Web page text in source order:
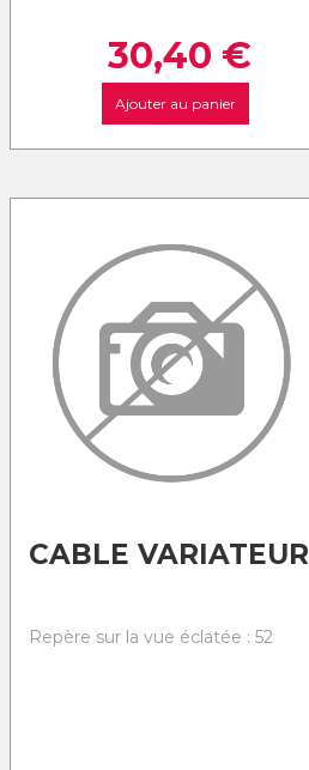
30,40 €
Ajouter au panier
CABLE VARIATEUR
Repère sur la vue éclatée : 52